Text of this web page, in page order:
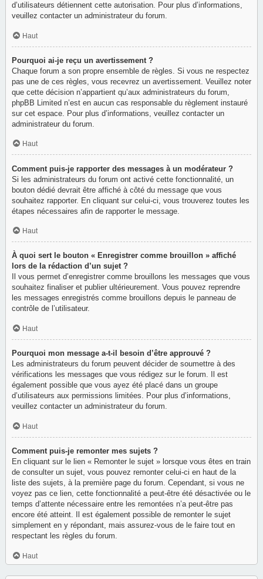
d’utilisateurs détiennent cette autorisation. Pour plus d’informations,
veuillez contacter un administrateur du forum.
Haut
Pourquoi ai-je reçu un avertissement ?
Chaque forum a son propre ensemble de règles. Si vous ne respectez
pas une de ces règles, vous recevrez un avertissement. Veuillez noter
que cette décision n’appartient qu’aux administrateurs du forum,
phpBB Limited n’est en aucun cas responsable du règlement instauré
sur cet espace. Pour plus d’informations, veuillez contacter un
administrateur du forum.
Haut
Comment puis-je rapporter des messages à un modérateur ?
Si les administrateurs du forum ont activé cette fonctionnalité, un
bouton dédié devrait être affiché à côté du message que vous
souhaitez rapporter. En cliquant sur celui-ci, vous trouverez toutes les
étapes nécessaires afin de rapporter le message.
Haut
À quoi sert le bouton « Enregistrer comme brouillon » affiché
lors de la rédaction d’un sujet ?
Il vous permet d’enregistrer comme brouillons les messages que vous
souhaitez finaliser et publier ultérieurement. Vous pouvez reprendre
les messages enregistrés comme brouillons depuis le panneau de
contrôle de l’utilisateur.
Haut
Pourquoi mon message a-t-il besoin d’être approuvé ?
Les administrateurs du forum peuvent décider de soumettre à des
vérifications les messages que vous rédigez sur le forum. Il est
également possible que vous ayez été placé dans un groupe
d’utilisateurs aux permissions limitées. Pour plus d’informations,
veuillez contacter un administrateur du forum.
Haut
Comment puis-je remonter mes sujets ?
En cliquant sur le lien « Remonter le sujet » lorsque vous êtes en train
de consulter un sujet, vous pouvez remonter celui-ci en haut de la
liste des sujets, à la première page du forum. Cependant, si vous ne
voyez pas ce lien, cette fonctionnalité a peut-être été désactivée ou le
temps d’attente nécessaire entre les remontées n’a peut-être pas
encore été atteint. Il est également possible de remonter le sujet
simplement en y répondant, mais assurez-vous de le faire tout en
respectant les règles du forum.
Haut